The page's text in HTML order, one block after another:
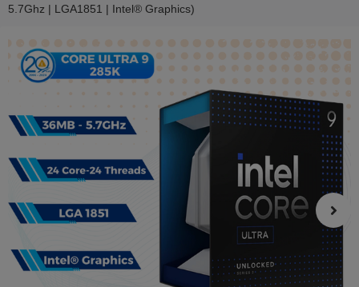
5.7Ghz | LGA1851 | Intel® Graphics)